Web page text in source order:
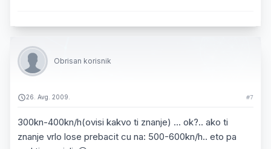
Obrisan korisnik
26. Avg. 2009. #7
300kn-400kn/h(ovisi kakvo ti znanje) ... ok?.. ako ti
znanje vrlo lose prebacit cu na: 500-600kn/h.. eto pa